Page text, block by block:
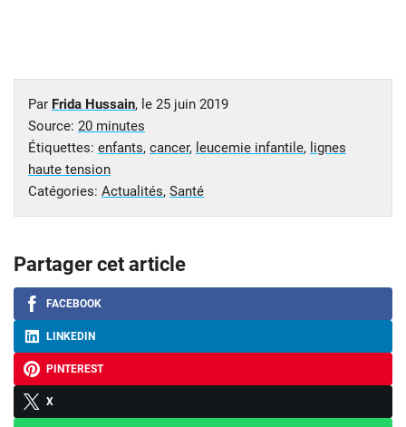
Par Frida Hussain, le 25 juin 2019
Source: 20 minutes
Étiquettes: enfants, cancer, leucemie infantile, lignes
haute tension
Catégories: Actualités, Santé
Partager cet article
FACEBOOK
LINKEDIN
PINTEREST
X